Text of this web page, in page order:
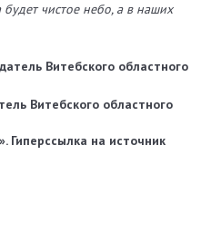
чистое небо, а в наших
Витебского областного
Витебского областного
Гиперссылка на источник